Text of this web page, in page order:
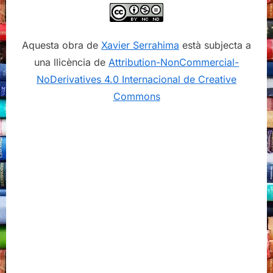
Aquesta obra de Xavier Serrahima està subjecta a
una llicència de Attribution-NonCommercial-
NoDerivatives 4.0 Internacional de Creative
Commons